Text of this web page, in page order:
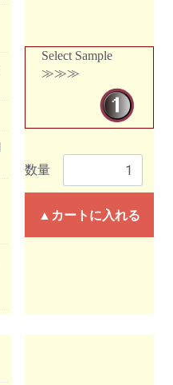
Select Sample
≫≫≫
数量
▲カートに入れる